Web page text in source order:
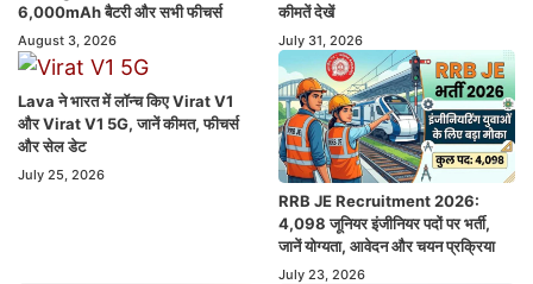
6,000mAh बैटरी और सभी फीचर्स
August 3, 2026
कीमतें देखें
July 31, 2026
Lava ने भारत में लॉन्च किए Virat V1
और Virat V1 5G, जानें कीमत, फीचर्स
और सेल डेट
July 25, 2026
RRB JE Recruitment 2026:
4,098 जूनियर इंजीनियर पदों पर भर्ती,
जानें योग्यता, आवेदन और चयन प्रक्रिया
July 23, 2026